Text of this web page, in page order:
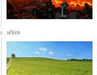
včera